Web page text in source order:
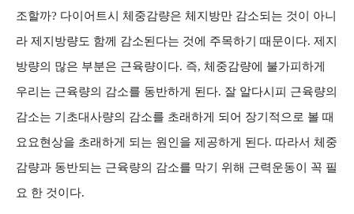
조할까? 다이어트시 체중감량은 체지방만 감소되는 것이 아니
라 제지방량도 함께 감소된다는 것에 주목하기 때문이다. 제지
방량의 많은 부분은 근육량이다. 즉, 체중감량에 불가피하게
우리는 근육량의 감소를 동반하게 된다. 잘 알다시피 근육량의
감소는 기초대사량의 감소를 초래하게 되어 장기적으로 볼 때
요요현상을 초래하게 되는 원인을 제공하게 된다. 따라서 체중
감량과 동반되는 근육량의 감소를 막기 위해 근력운동이 꼭 필
요 한 것이다.